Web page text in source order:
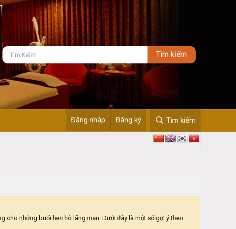
Đăng nhập Đăng ký Tìm kiếm
cho những buổi hẹn hò lãng mạn. Dưới đây là một số gợi ý theo